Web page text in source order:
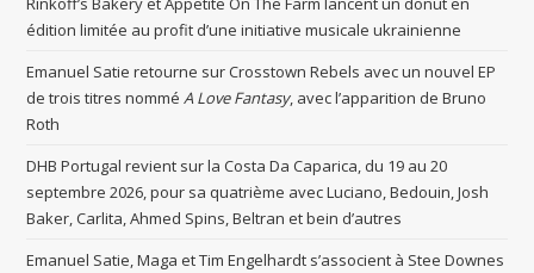
édition limitée au profit d’une initiative musicale ukrainienne
Emanuel Satie retourne sur Crosstown Rebels avec un nouvel EP
de trois titres nommé A Love Fantasy, avec l’apparition de Bruno
Roth
DHB Portugal revient sur la Costa Da Caparica, du 19 au 20
septembre 2026, pour sa quatrième avec Luciano, Bedouin, Josh
Baker, Carlita, Ahmed Spins, Beltran et bein d’autres
Emanuel Satie, Maga et Tim Engelhardt s’associent à Stee Downes